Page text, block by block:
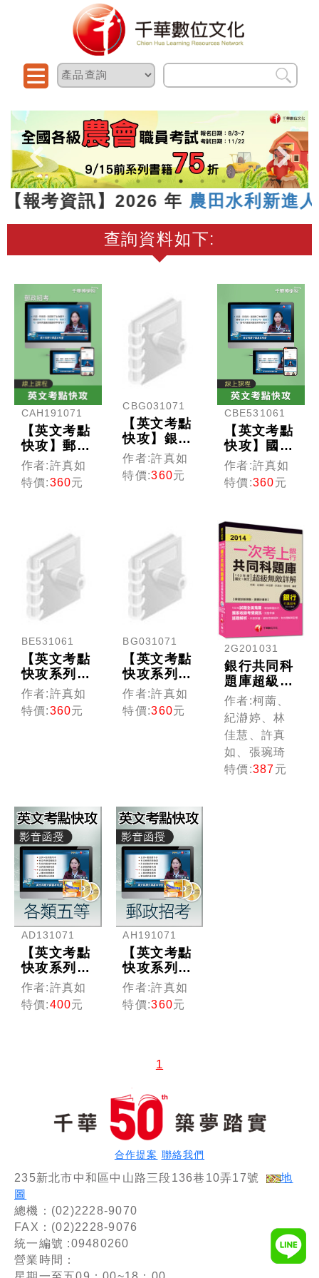
考資訊】2026 年農田水利新進人
查詢資料如下:
CAH191071
【英文考點
快攻】郵政
招考(線上
版)
作者:許真如
特價:360元
CBG031071
【英文考點
快攻】銀行
招考(線上
版)
作者:許真如
特價:360元
CBE531061
【英文考點
快攻】國民
營事業(線
上版)
作者:許真如
特價:360元
BE531061
【英文考點
快攻系列】
國民營事業
(光碟版函
授)
作者:許真如
特價:360元
BG031071
【英文考點
快攻系列】
銀行招考
(光碟版函
授)
作者:許真如
特價:360元
2G201031
銀行共同科
題庫超級無
敵詳解(102
年度國文
+英文)【一
次考上銀行
系列】
作者:柯萳、
紀瀞婷、林
佳慧、許真
如、張琬琦
特價:387元
AD131071
【英文考點
快攻系列】
鐵路特考
(光碟版函
授)
作者:許真如
特價:400元
AH191071
【英文考點
快攻系列】
中華郵政招
考人員(光
碟版函授)
作者:許真如
特價:360元
1
合作提案 聯絡我們
235新北市中和區中山路三段136巷10弄17號
地
圖
總機：(02)2228-9070
FAX：(02)2228-9076
統一編號 :09480260
營業時間：